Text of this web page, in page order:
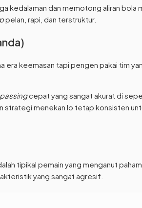
kedalaman dan memotong aliran bola
pelan, rapi, dan terstruktur.
era keemasan tapi pengen pakai tim
passingcepat yang sangat akurat di
strategi menekan lo tetap konsisten
tipikal pemain yang menganut
yang sangat agresif.